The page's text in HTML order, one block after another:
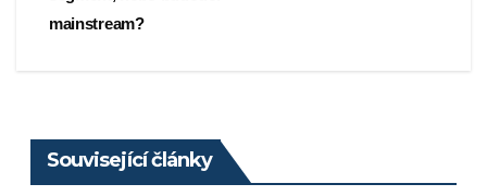
mainstream?
Související články